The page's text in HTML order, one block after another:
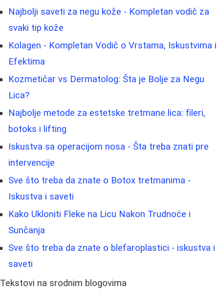
Najbolji saveti za negu kože - Kompletan vodič za
svaki tip kože
Kolagen - Kompletan Vodič o Vrstama, Iskustvima i
Efektima
Kozmetičar vs Dermatolog: Šta je Bolje za Negu
Lica?
Najbolje metode za estetske tretmane lica: fileri,
botoks i lifting
Iskustva sa operacijom nosa - Šta treba znati pre
intervencije
Sve što treba da znate o Botox tretmanima -
Iskustva i saveti
Kako Ukloniti Fleke na Licu Nakon Trudnoće i
Sunčanja
Sve što treba da znate o blefaroplastici - iskustva i
saveti
Tekstovi na srodnim blogovima